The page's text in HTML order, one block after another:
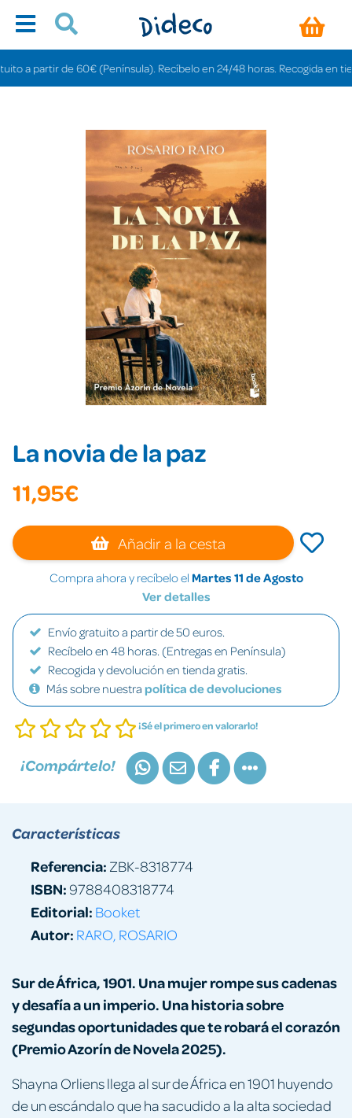
a partir de 60€ (Península). Recíbelo en 24/48 horas. Recogida en
La novia de la paz
11,95€
Añadir a la cesta
Compra ahora y recíbelo el Martes 11 de Agosto
Ver detalles
Envío gratuito a partir de 50 euros.
Recíbelo en 48 horas. (Entregas en Península)
Recogida y devolución en tienda gratis.
Más sobre nuestra política de devoluciones
¡Sé el primero en valorarlo!
¡Compártelo!
Sur de África, 1901. Una mujer rompe sus cadenas
y desafía a un imperio. Una historia sobre
segundas oportunidades que te robará el corazón
(Premio Azorín de Novela 2025).
Shayna Orliens llega al sur de África en 1901 huyendo
de un escándalo que ha sacudido a la alta sociedad
Características
Referencia: ZBK-8318774
ISBN:9788408318774
Editorial: Booket
Autor: RARO, ROSARIO